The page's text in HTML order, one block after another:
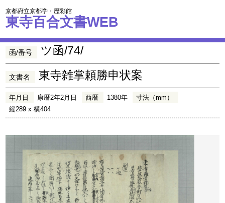
京都府立京都学・歴彩館
東寺百合文書WEB
函/番号 ツ函/74/
文書名 東寺雑掌頼勝申状案
年月日 康暦2年2月日 西暦 1380年
寸法（mm）
縦289 x 横404